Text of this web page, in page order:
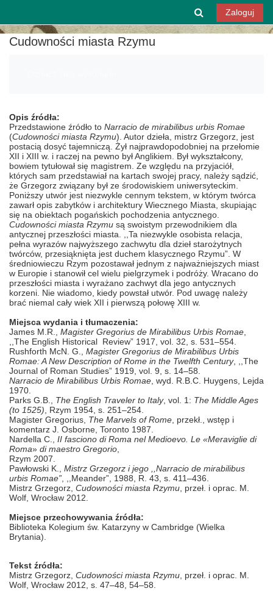
Przełącznik
Zaloguj
Cudowności miasta Rzymu
Opis źródła:
Przedstawione źródło to Narracio de mirabilibus urbis Romae
(Cudowności miasta Rzymu). Autor dzieła, mistrz Grzegorz, jest
postacią dosyć tajemniczą. Żył najprawdopodobniej na przełomie
XII i XIII w. i raczej na pewno był Anglikiem. Był wykształcony,
bowiem tytułował się magistrem. Ze względu na przyjaciół,
których sam przedstawiał na kartach swojej pracy, należy sądzić,
że Grzegorz związany był ze środowiskiem uniwersyteckim.
Poniższy utwór jest niezwykle cennym tekstem, w którym twórca
zawarł opis zabytków i architektury Wiecznego Miasta, skupiając
się na obiektach pogańskich pochodzenia antycznego.
Cudowności miasta Rzymu są swoistym przewodnikiem dla
antycznej przeszłości miasta. ,,Ta niezwykle osobista relacja,
pełna wyrazów najwyższego zachwytu dla dzieł starożytnych
twórców, przesiąknięta jest duchem klasycznego Rzymu”. W
średniowieczu Rzym pozostawał jednym z najważniejszych miast
w Europie i stanowił cel wielu pielgrzymek i podróży. Wracano do
przeszłości miasta i wyrażano zachwyt dla jego antycznych
korzeni. Nie wiadomo, kiedy powstał utwór. Pod uwagę należy
brać niemal cały wiek XII i pierwszą połowę XIII w.
Miejsca wydania i tłumaczenia:
James M.R., Magister Gregorius de Mirabilibus Urbis Romae
,,The English Historical Review” 1917, vol. 32, s. 531–554.
Rushforth McN. G., Magister Gregorius de Mirabilibus Urbis
Romae: A New Description of Rome in the Twelfth Century, ,,The
Journal of Roman Studies” 1919, vol. 9, s. 14–58.
Narracio de Mirabilibus Urbis Romae , wyd. R.B.C. Huygens, Lejda
1970.
Parks G.B., The English Traveler to Italy, vol. 1: The Middle Ages
(to 1525) , Rzym 1954, s. 251–254.
Magister Gregorius, The Marvels of Rome , przekł., wstęp i
komentarz J. Osborne, Toronto 1987.
Nardella C., II fasciono di Roma nel Medioevo. Le «Meraviglie di
Roma» dimaestro Gregorio
Rzym 2007.
Pawłowski K., Mistrz Grzegorz i jego ,,Narracio de mirabilibus
urbis Romae” , ,,Meander”, 1988, R. 43, s. 411–436.
Mistrz Grzegorz, Cudowności miasta Rzymu , przeł. i oprac. M.
Wolf, Wrocław 2012.
Miejsce przechowywania źródła:
Biblioteka Kolegium św. Katarzyny w Cambridge (Wielka
Brytania).
Tekst źródła:
Mistrz Grzegorz, Cudowności miasta Rzymu , przeł. i oprac. M.
Wolf, Wrocław 2012, s. 47–48, 54–58.